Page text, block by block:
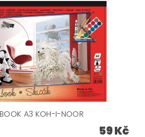
A3 KOH-I-NOOR
59 Kč